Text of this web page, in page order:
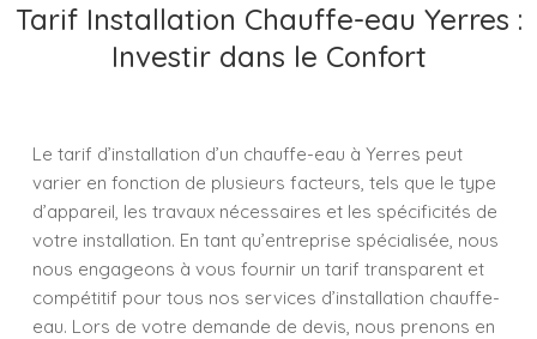
Tarif Installation Chauffe-eau Yerres :
Investir dans le Confort
Le tarif d’installation d’un chauffe-eau à Yerres peut
varier en fonction de plusieurs facteurs, tels que le type
d’appareil, les travaux nécessaires et les spécificités de
votre installation. En tant qu’entreprise spécialisée, nous
nous engageons à vous fournir un tarif transparent et
compétitif pour tous nos services d’installation chauffe-
eau. Lors de votre demande de devis, nous prenons en